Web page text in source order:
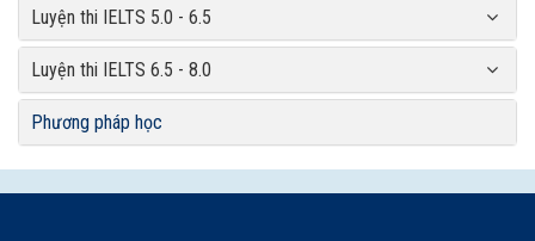
Luyện thi IELTS 5.0 - 6.5
Luyện thi IELTS 6.5 - 8.0
Phương pháp học